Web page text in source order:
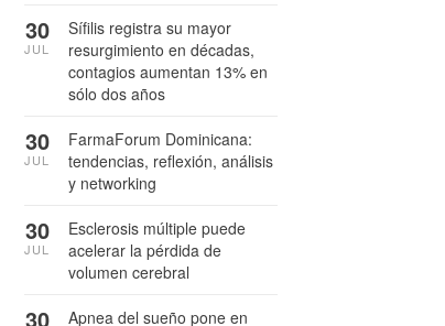
Sífilis registra su mayor
resurgimiento en décadas,
contagios aumentan 13% en
sólo dos años
30
JUL
FarmaForum Dominicana:
tendencias, reflexión, análisis
y networking
30
JUL
Esclerosis múltiple puede
acelerar la pérdida de
volumen cerebral
30
JUL
Apnea del sueño pone en
30